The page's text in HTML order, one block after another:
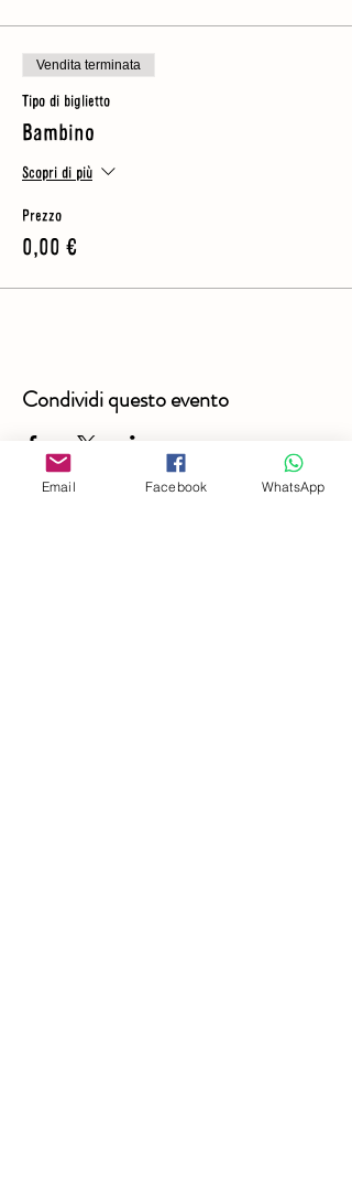
Vendita terminata
Tipo di biglietto
Bambino
Scopri di più
Prezzo
0,00 €
Condividi questo evento
Email Facebook WhatsApp